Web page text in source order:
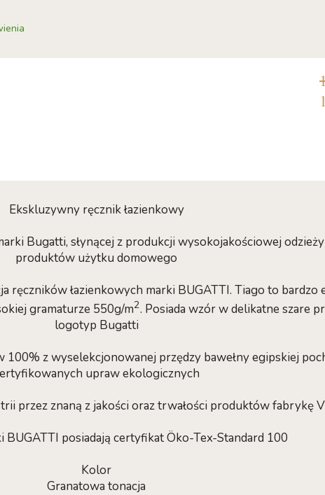
Ekskluzywny ręcznik łazienkowy
Bugatti, słynącej z produkcji wysokojakościowej
produktów użytku domowego
ręczników łazienkowych marki BUGATTI. Tiago to bardzo
gramaturze 550g/m2. Posiada wzór w delikatne szare
logotyp Bugatti
z wyselekcjonowanej przędzy bawełny egipskiej
upraw ekologicznych
przez znaną z jakości oraz trwałości produktów fabrykę
BUGATTI posiadają certyfikat Öko-Tex-Standard 100
Kolor
Granatowa tonacja